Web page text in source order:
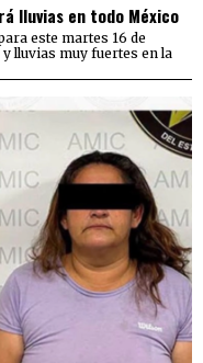
lluvias en todo México
este martes 16 de
lluvias muy fuertes en la